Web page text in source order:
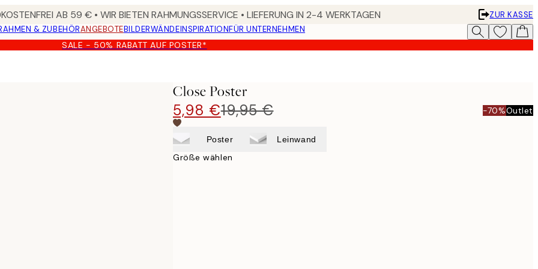
AB 59 € • WIR BIETEN RAHMUNGSSERVICE • LIEFERUNG IN 2-4 WERKTAGEN
ZUR KASSE
& ZUBEHÖRANGEBOTEBILDERWÄNDEINSPIRATIONFÜR UNTERNEHMEN
SALE - 50% RABATT AUF POSTER*
Close Poster
5,98 €19,95 € -70%Outlet
Poster Leinwand
Größe wählen